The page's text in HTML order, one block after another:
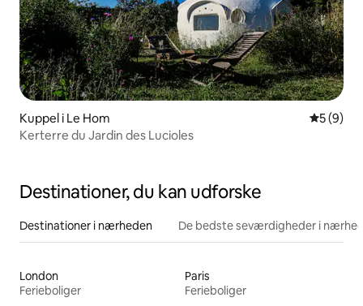
Kuppel i Le Hom 5 ud af 5
5 (9)
Kerterre du Jardin des Lucioles
Destinationer, du kan udforske
Destinationer i nærheden De bedste seværdigheder i
London
Ferieboliger
Paris
Ferieboliger